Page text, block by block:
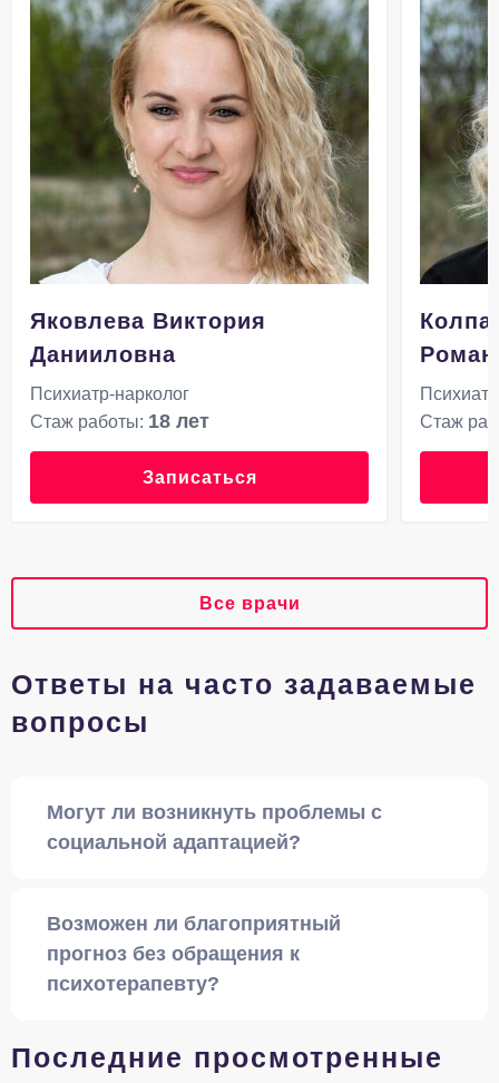
Яковлева Виктория
Данииловна
Психиатр-нарколог
Стаж работы: 18 лет
Записаться
Стаж
Все врачи
Ответы на часто задаваемые
вопросы
Могут ли возникнуть проблемы с
социальной адаптацией?
Возможен ли благоприятный
прогноз без обращения к
психотерапевту?
Последние просмотренные